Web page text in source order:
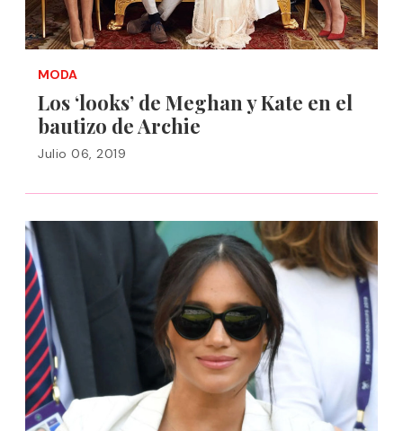
MODA
Los ‘looks’ de Meghan y Kate en el
bautizo de Archie
Julio 06, 2019